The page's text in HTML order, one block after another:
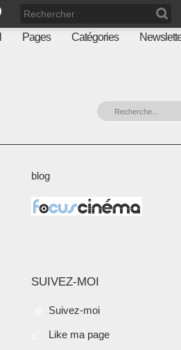
Pages Catégories
blog
SUIVEZ-MOI
Suivez-moi
Like ma page